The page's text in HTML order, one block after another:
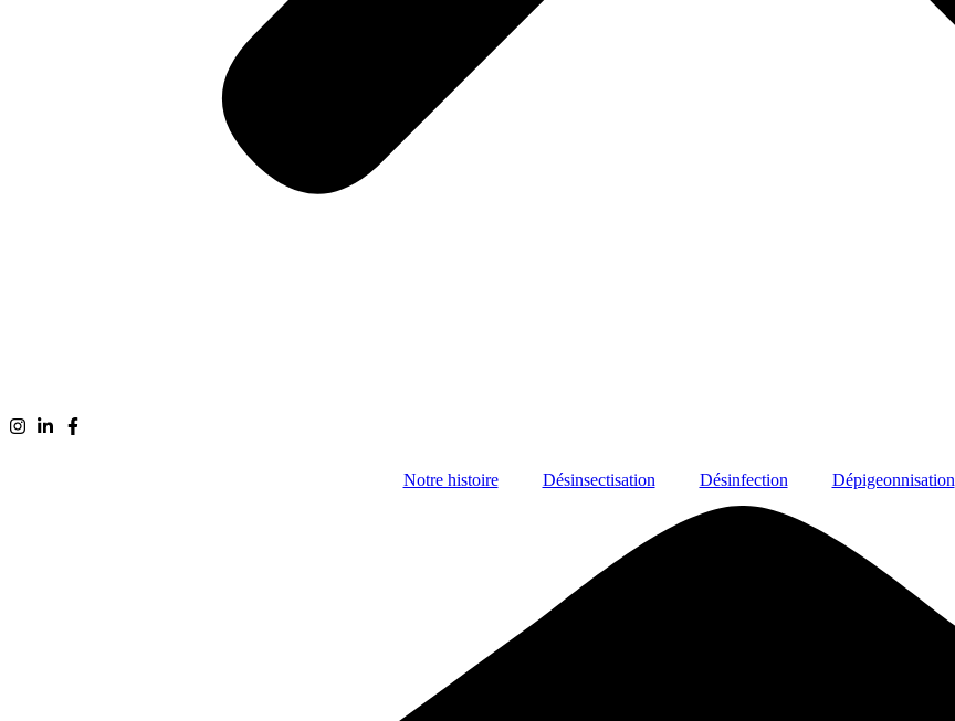
Notre histoire Désinsectisation Désinfection Dépigeonnisation